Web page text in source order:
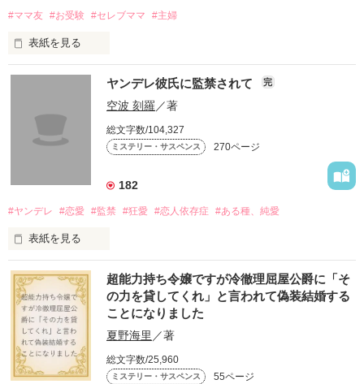
#ママ友 #お受験 #セレブママ #主婦
表紙を見る
セレブママが集まる自由が丘のカフェで
ある女が警察に捕まる。
自分も子供も着飾り、有名な幼児教室に通う女に
いったい、何があったのか？
幼児教室で出会った、奈美、杏子、真琴。
ヤンデレ彼氏に監禁されて 完
空波 刻羅 ／著
総文字数/104,327
ミステリー・サスペンス 270ページ
182
#ヤンデレ #恋愛 #監禁 #狂愛 #恋人依存症 #ある種、純愛
表紙を見る
大学二年の冬のこと
｢久しぶり。いやぁ、脱獄するのに苦労したよ｣
爽やかに語る囚人
超能力持ち令嬢ですが冷徹理屈屋公爵に「そ
の力を貸してくれ」と言われて偽装結婚する
ことになりました
夏野海里 ／著
総文字数/25,960
ミステリー・サスペンス 55ページ